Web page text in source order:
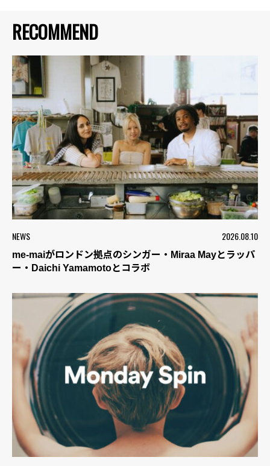
RECOMMEND
NEWS 2026.08.10
me-maiがロンドン拠点のシンガー・Miraa Mayとラッパ
ー・Daichi Yamamotoとコラボ